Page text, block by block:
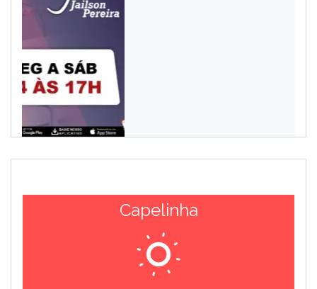
Capelinha